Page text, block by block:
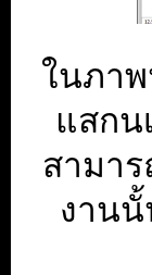
ในภา
แสกน
สามา
งานนั้